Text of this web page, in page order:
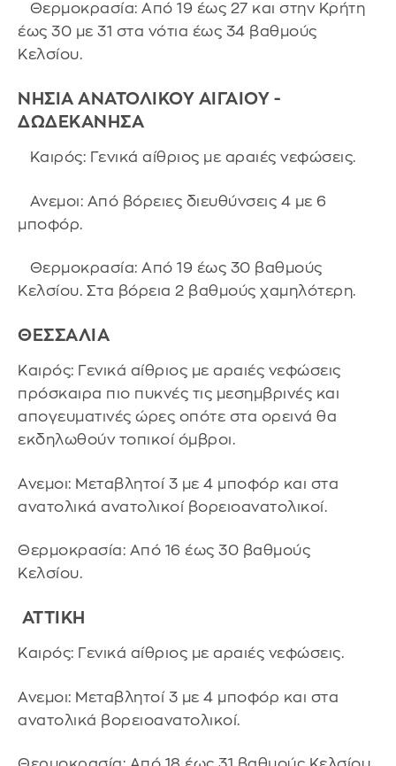
Θερμοκρασία: Από 19 έως 27 και στην Κρήτη
έως 30 με 31 στα νότια έως 34 βαθμούς
Κελσίου.
ΝΗΣΙΑ ΑΝΑΤΟΛΙΚΟΥ ΑΙΓΑΙΟΥ -
ΔΩΔΕΚΑΝΗΣΑ
Καιρός: Γενικά αίθριος με αραιές νεφώσεις.
Ανεμοι: Από βόρειες διευθύνσεις 4 με 6
μποφόρ.
Θερμοκρασία: Από 19 έως 30 βαθμούς
Κελσίου. Στα βόρεια 2 βαθμούς χαμηλότερη.
ΘΕΣΣΑΛΙΑ
Καιρός: Γενικά αίθριος με αραιές νεφώσεις
πρόσκαιρα πιο πυκνές τις μεσημβρινές και
απογευματινές ώρες οπότε στα ορεινά θα
εκδηλωθούν τοπικοί όμβροι.
Ανεμοι: Μεταβλητοί 3 με 4 μποφόρ και στα
ανατολικά ανατολικοί βορειοανατολικοί.
Θερμοκρασία: Από 16 έως 30 βαθμούς
Κελσίου.
ΑΤΤΙΚΗ
Καιρός: Γενικά αίθριος με αραιές νεφώσεις.
Ανεμοι: Μεταβλητοί 3 με 4 μποφόρ και στα
ανατολικά βορειοανατολικοί.